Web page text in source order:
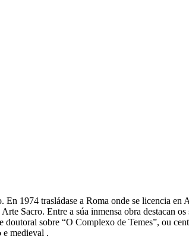
1974 trasládase a Roma onde se licencia
Sacro. Entre a súa inmensa obra destacan
sobre “O Complexo de Temes”, ou
e medieval .